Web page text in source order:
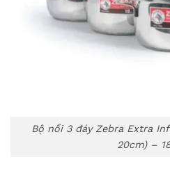
Bộ nồi 3 đáy Zebra Extra
20cm) –